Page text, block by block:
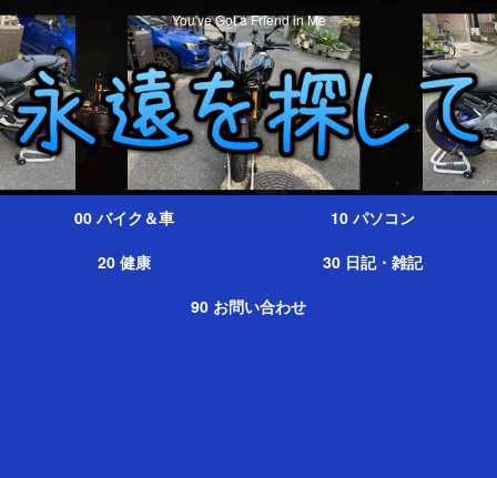
You've Got a Friend in Me
00 バイク＆車
10 パソコン
20 健康
30 日記・雑記
90 お問い合わせ